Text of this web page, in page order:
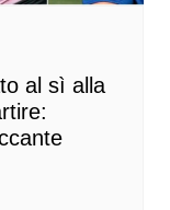
al sì alla